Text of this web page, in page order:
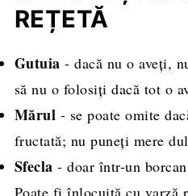
REȚETĂ
Gutuia - dacă nu o aveți,
să nu o folosiți dacă tot o
Mărul - se poate omite
fructată; nu puneți mere
Sfecla - doar într-un
Poate fi înlocuită cu varză